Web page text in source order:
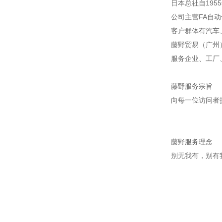
日本总社自
公司主营FA自
客户群体有汽车
藤野贸易（广州
服务企业、工
藤野服务宗旨
向每一位访问
藤野服务理念
别无我有，别